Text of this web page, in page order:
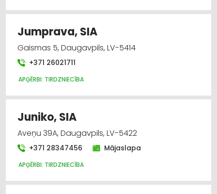
Jumprava, SIA
Gaismas 5, Daugavpils, LV-5414
+371 26021711
APĢĒRBI: TIRDZNIECĪBA
Juniko, SIA
Aveņu 39A, Daugavpils, LV-5422
+371 28347456 Mājaslapa
APĢĒRBI: TIRDZNIECĪBA